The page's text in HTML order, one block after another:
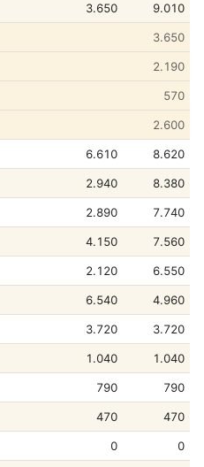
3.650 9.010
3.650
2.190
570
2.600
6.610 8.620
2.940 8.380
2.890 7.740
4.150 7.560
2.120 6.550
6.540 4.960
3.720 3.720
1.040 1.040
790 790
470 470
0 0